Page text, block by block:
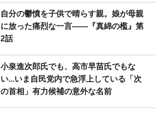
自分の鬱憤を子供で晴らす親。娘が母親
に放った痛烈な一言――『真綿の檻』第
2話
小泉進次郎氏でも、高市早苗氏でもな
い...いま自民党内で急浮上している「次
の首相」有力候補の意外な名前